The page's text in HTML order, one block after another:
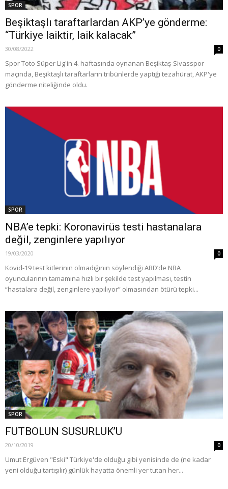
SPOR
Beşiktaşlı taraftarlardan AKP’ye gönderme:
“Türkiye laiktir, laik kalacak”
30/08/2022 0
Spor Toto Süper Lig'in 4. haftasında oynanan Beşiktaş-Sivasspor
maçında, Beşiktaşlı taraftarların tribünlerde yaptığı tezahürat, AKP'ye
gönderme niteliğinde oldu.
SPOR
NBA’e tepki: Koronavirüs testi hastanalara
değil, zenginlere yapılıyor
19/03/2020 0
Kovid-19 test kitlerinin olmadığının söylendiği ABD’de NBA
oyuncularının tamamına hızlı bir şekilde test yapılması, testin
“hastalara değil, zenginlere yapılıyor” olmasından ötürü tepki...
SPOR
FUTBOLUN SUSURLUK’U
20/10/2019 0
Umut Ergüven "Eski" Türkiye'de olduğu gibi yenisinde de (ne kadar
yeni olduğu tartışılır) günlük hayatta önemli yer tutan her...